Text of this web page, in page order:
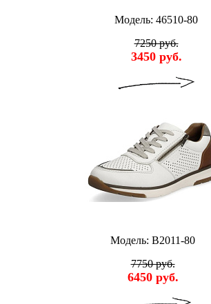
Модель: 46510-80
7250 руб.
3450 руб.
Модель: B2011-80
7750 руб.
6450 руб.